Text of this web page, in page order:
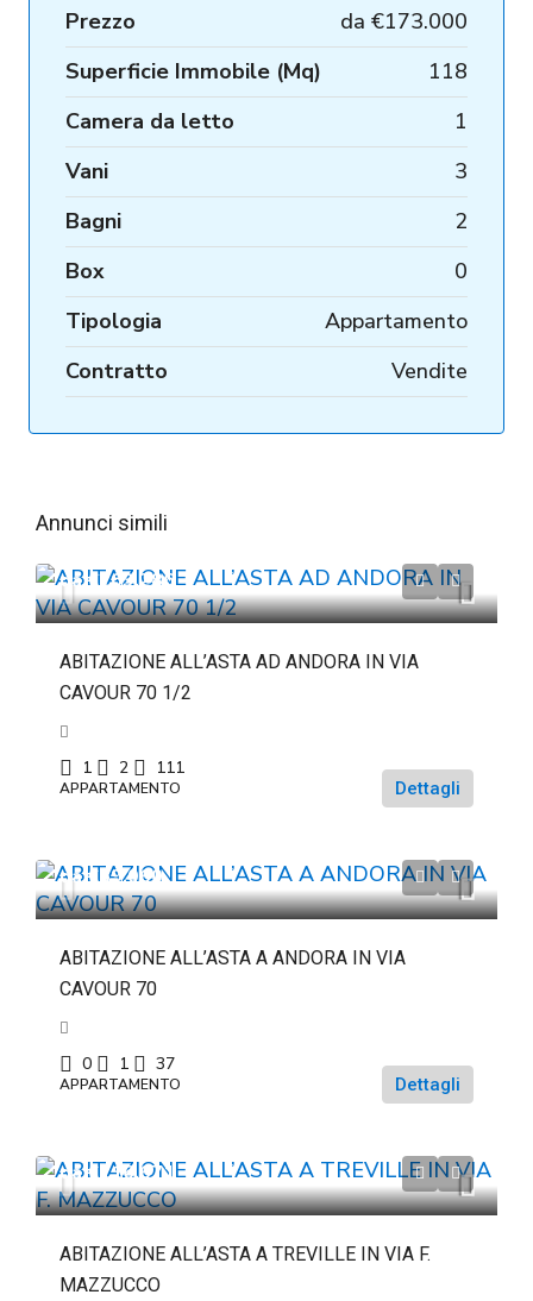
Prezzo da €173.000
Superficie Immobile (Mq)
118
Camera da letto
1
Vani
3
Bagni
2
Box
0
Tipologia
Appartamento
Contratto
Vendite
Annunci simili
da€263.286
ABITAZIONE ALL’ASTA AD ANDORA IN VIA
CAVOUR 70 1/2
1 2 111
APPARTAMENTO Dettagli
da€69.060
ABITAZIONE ALL’ASTA A ANDORA IN VIA
CAVOUR 70
0 1 37
APPARTAMENTO Dettagli
da€116.671
ABITAZIONE ALL’ASTA A TREVILLE IN VIA F.
MAZZUCCO